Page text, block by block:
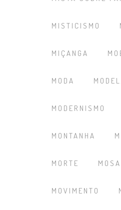
MISTICISMO
MIÇANGA
MODA
MODERNISMO
MONTANHA
MORTE
MOVIMENTO